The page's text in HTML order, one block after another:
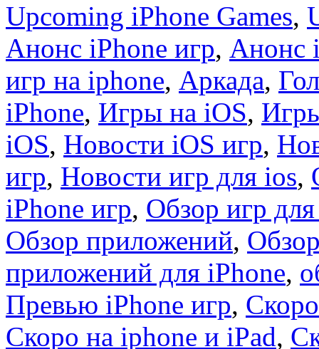
Upcoming iPhone Games,
Анонс iPhone игр, Анонс
игр на iphone, Аркада,
iPhone, Игры на iOS,
iOS, Новости iOS игр,
игр, Новости игр для ios,
iPhone игр, Обзор игр
Обзор приложений,
приложений для iPhone,
Превью iPhone игр,
Скоро на iphone и iPad,